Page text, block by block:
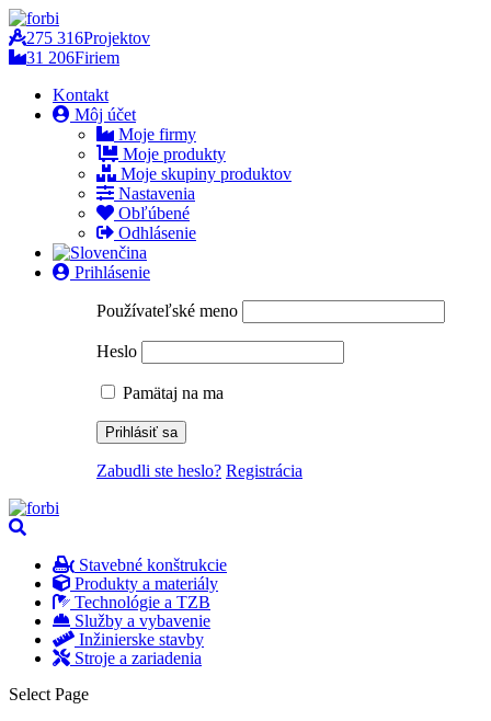
275 316Projektov
31 206Firiem
Kontakt
Môj účet
Moje firmy
Moje produkty
Moje skupiny produktov
Nastavenia
Obľúbené
Odhlásenie
Prihlásenie
Používateľské meno
Heslo
Pamätaj na ma
Zabudli ste heslo? Registrácia
Stavebné konštrukcie
Produkty a materiály
Technológie a TZB
Služby a vybavenie
Inžinierske stavby
Stroje a zariadenia
Select Page